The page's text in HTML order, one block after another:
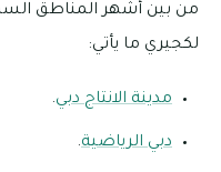
من بين أشهر المناطق
لكجيري ما يأتي:
مدينة الانتاج دبي.
دبي الرياضية.